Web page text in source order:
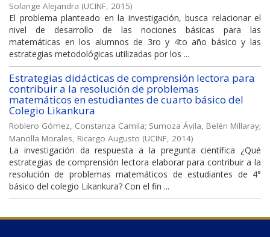
Solange Alejandra (UCINF, 2015)
El problema planteado en la investigación, busca relacionar el
nivel de desarrollo de las nociones básicas para las
matemáticas en los alumnos de 3ro y 4to año básico y las
estrategias metodológicas utilizadas por los ...
Estrategias didácticas de comprensión lectora para
contribuir a la resolución de problemas
matemáticos en estudiantes de cuarto básico del
Colegio Likankura
Roblero Gómez, Constanza Camila; Sumoza Ávila, Belén Millaray;
Mancilla Morales, Ricargo Augusto (UCINF, 2014)
La investigación da respuesta a la pregunta científica ¿Qué
estrategias de comprensión lectora elaborar para contribuir a la
resolución de problemas matemáticos de estudiantes de 4°
básico del colegio Likankura? Con el fin ...